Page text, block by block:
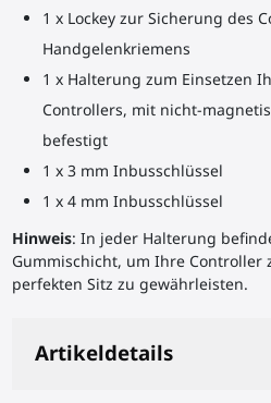
1 x Lockey zur Sicherung des
Handgelenkriemens
1 x Halterung zum Einsetzen
Controllers, mit nicht-
befestigt
1 x 3 mm Inbusschlüssel
1 x 4 mm Inbusschlüssel
Hinweis: In jeder Halterung
Gummischicht, um Ihre Controller
perfekten Sitz zu gewährleisten.
Artikeldetails